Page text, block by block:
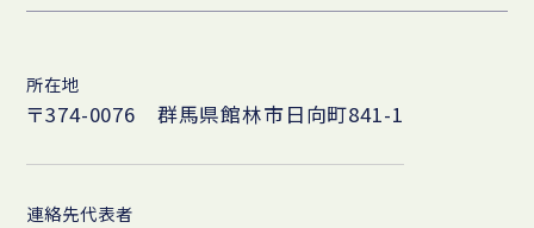
所在地
〒374-0076 群馬県館林市日向町841-1
連絡先代表者